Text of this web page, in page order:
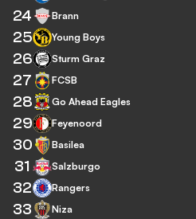
24 Brann
25 Young Boys
26 Sturm Graz
27 FCSB
28 Go Ahead Eagles
29 Feyenoord
30 Basilea
31 Salzburgo
32 Rangers
33 Niza